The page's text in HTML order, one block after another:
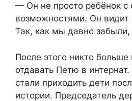
— Он не просто ребёнок с
возможностями. Он видит
Так, как мы давно
После этого никто больше
отдавать Петю в
стали приходить дети
истории. Председатель